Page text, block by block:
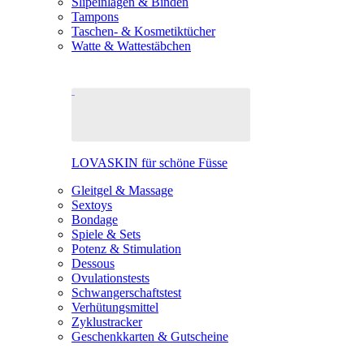
Tampons
Taschen- & Kosmetiktücher
Watte & Wattestäbchen
LOVASKIN für schöne Füsse
Gleitgel & Massage
Sextoys
Bondage
Spiele & Sets
Potenz & Stimulation
Dessous
Ovulationstests
Schwangerschaftstest
Verhütungsmittel
Zyklustracker
Geschenkkarten & Gutscheine